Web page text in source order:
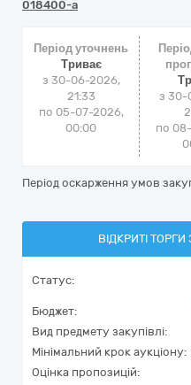
018400-a
Період уточнень
Триває
з 30-06-2026,
21:33
по 05-07-2026,
00:00
з 30-
по
Період оскарження умов
ВІДКРИТІ
Статус:
Бюджет:
Вид предмету закупівлі:
Мінімальний крок аукціону:
Оцінка пропозицій: